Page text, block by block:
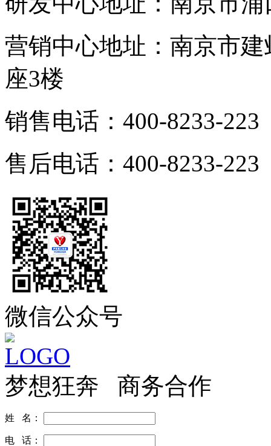
营销中心地址：南京市
座3楼
销售电话：400-8233-223
售后电话：400-8233-223
微信公众号
梦想狂奔 商务合作
姓 名：
电 话：